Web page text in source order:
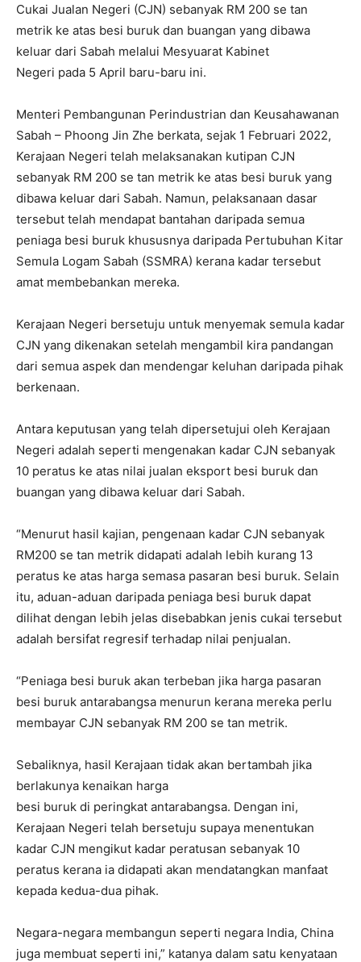
Cukai Jualan Negeri (CJN) sebanyak RM 200 se tan
metrik ke atas besi buruk dan buangan yang dibawa
keluar dari Sabah melalui Mesyuarat Kabinet
Negeri pada 5 April baru-baru ini.
Menteri Pembangunan Perindustrian dan Keusahawanan
Sabah – Phoong Jin Zhe berkata, sejak 1 Februari 2022,
Kerajaan Negeri telah melaksanakan kutipan CJN
sebanyak RM 200 se tan metrik ke atas besi buruk yang
dibawa keluar dari Sabah. Namun, pelaksanaan dasar
tersebut telah mendapat bantahan daripada semua
peniaga besi buruk khususnya daripada Pertubuhan Kitar
Semula Logam Sabah (SSMRA) kerana kadar tersebut
amat membebankan mereka.
Kerajaan Negeri bersetuju untuk menyemak semula kadar
CJN yang dikenakan setelah mengambil kira pandangan
dari semua aspek dan mendengar keluhan daripada pihak
berkenaan.
Antara keputusan yang telah dipersetujui oleh Kerajaan
Negeri adalah seperti mengenakan kadar CJN sebanyak
10 peratus ke atas nilai jualan eksport besi buruk dan
buangan yang dibawa keluar dari Sabah.
“Menurut hasil kajian, pengenaan kadar CJN sebanyak
RM200 se tan metrik didapati adalah lebih kurang 13
peratus ke atas harga semasa pasaran besi buruk. Selain
itu, aduan-aduan daripada peniaga besi buruk dapat
dilihat dengan lebih jelas disebabkan jenis cukai tersebut
adalah bersifat regresif terhadap nilai penjualan.
“Peniaga besi buruk akan terbeban jika harga pasaran
besi buruk antarabangsa menurun kerana mereka perlu
membayar CJN sebanyak RM 200 se tan metrik.
Sebaliknya, hasil Kerajaan tidak akan bertambah jika
berlakunya kenaikan harga
besi buruk di peringkat antarabangsa. Dengan ini,
Kerajaan Negeri telah bersetuju supaya menentukan
kadar CJN mengikut kadar peratusan sebanyak 10
peratus kerana ia didapati akan mendatangkan manfaat
kepada kedua-dua pihak.
Negara-negara membangun seperti negara India, China
juga membuat seperti ini,” katanya dalam satu kenyataan